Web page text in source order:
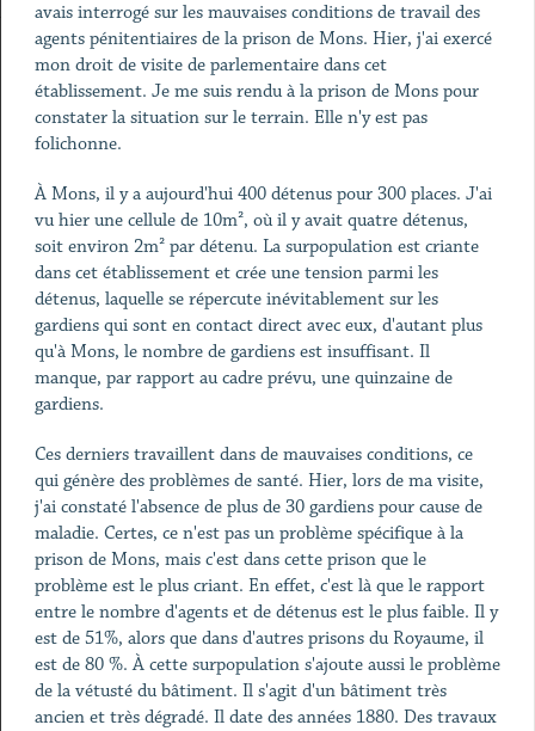
avais interrogé sur les mauvaises conditions de travail des
agents pénitentiaires de la prison de Mons. Hier, j'ai exercé
mon droit de visite de parlementaire dans cet
établissement. Je me suis rendu à la prison de Mons pour
constater la situation sur le terrain. Elle n'y est pas
folichonne.
À Mons, il y a aujourd'hui 400 détenus pour 300 places. J'ai
vu hier une cellule de 10m², où il y avait quatre détenus,
soit environ 2m² par détenu. La surpopulation est criante
dans cet établissement et crée une tension parmi les
détenus, laquelle se répercute inévitablement sur les
gardiens qui sont en contact direct avec eux, d'autant plus
qu'à Mons, le nombre de gardiens est insuffisant. Il
manque, par rapport au cadre prévu, une quinzaine de
gardiens.
Ces derniers travaillent dans de mauvaises conditions, ce
qui génère des problèmes de santé. Hier, lors de ma visite,
j'ai constaté l'absence de plus de 30 gardiens pour cause de
maladie. Certes, ce n'est pas un problème spécifique à la
prison de Mons, mais c'est dans cette prison que le
problème est le plus criant. En effet, c'est là que le rapport
entre le nombre d'agents et de détenus est le plus faible. Il y
est de 51%, alors que dans d'autres prisons du Royaume, il
est de 80 %. À cette surpopulation s'ajoute aussi le problème
de la vétusté du bâtiment. Il s'agit d'un bâtiment très
ancien et très dégradé. Il date des années 1880. Des travaux